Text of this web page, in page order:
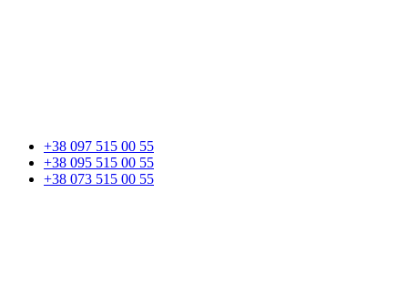
+38 097 515 00 55
+38 095 515 00 55
+38 073 515 00 55